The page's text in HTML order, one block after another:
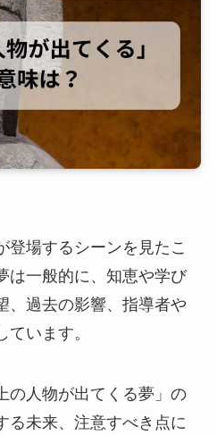
登場するシーンを見たこ
は一般的に、知恵や学び
、過去の影響、指導者や
います。
の人物が出てくる夢」の
る未来、注意すべき点に